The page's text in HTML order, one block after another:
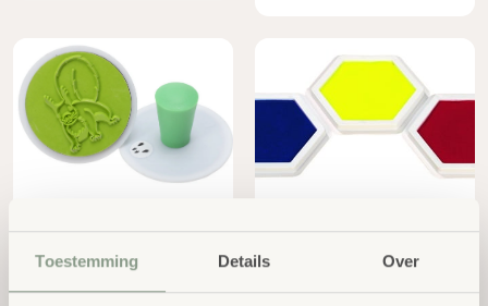
Toestemming Details Over
Tracks, 12 stuks Dia
7,5cm
€ 18,95 excl.
BTW